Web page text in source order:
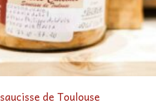
de Toulouse